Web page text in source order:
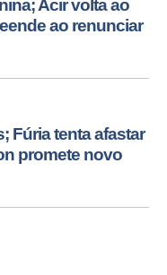
Acir volta ao
ao renunciar
Fúria tenta afastar
promete novo